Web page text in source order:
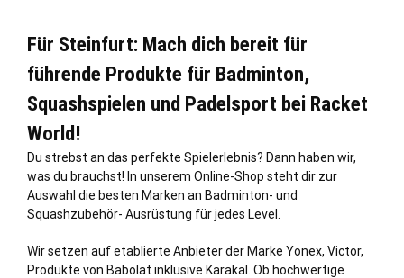
Für Steinfurt: Mach dich bereit für
führende Produkte für Badminton,
Squashspielen und Padelsport bei Racket
World!
Du strebst an das perfekte Spielerlebnis? Dann haben wir,
was du brauchst! In unserem Online-Shop steht dir zur
Auswahl die besten Marken an Badminton- und
Squashzubehör- Ausrüstung für jedes Level.
Wir setzen auf etablierte Anbieter der Marke Yonex, Victor,
Produkte von Babolat inklusive Karakal. Ob hochwertige